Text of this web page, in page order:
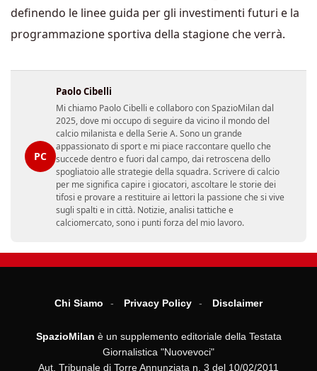
definendo le linee guida per gli investimenti futuri e la
programmazione sportiva della stagione che verrà.
PC
Paolo Cibelli
Mi chiamo Paolo Cibelli e collaboro con SpazioMilan dal
2025, dove mi occupo di seguire da vicino il mondo del
calcio milanista e della Serie A. Sono un grande
appassionato di sport e mi piace raccontare quello che
succede dentro e fuori dal campo, dai retroscena dello
spogliatoio alle strategie della squadra. Scrivere di calcio
per me significa capire i giocatori, ascoltare le storie dei
tifosi e provare a restituire ai lettori la passione che si vive
sugli spalti e in città. Notizie, analisi tattiche e
calciomercato, sono i punti forza del mio lavoro.
Chi Siamo Privacy Policy Disclaimer
SpazioMilan è un supplemento editoriale della Testata
Giornalistica "Nuovevoci"
Aut. Tribunale di Torre Annunziata n. 3 del 10/02/2011